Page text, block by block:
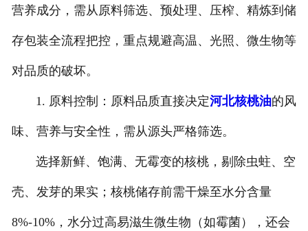
营养成分，需从原料筛选、预处理、压榨、精炼到储
存包装全流程把控，重点规避高温、光照、微生物等
对品质的破坏。
1. 原料控制：原料品质直接决定河北核桃油的风
味、营养与安全性，需从源头严格筛选。
选择新鲜、饱满、无霉变的核桃，剔除虫蛀、空
壳、发芽的果实；核桃储存前需干燥至水分含量
8%-10%，水分过高易滋生微生物（如霉菌），还会